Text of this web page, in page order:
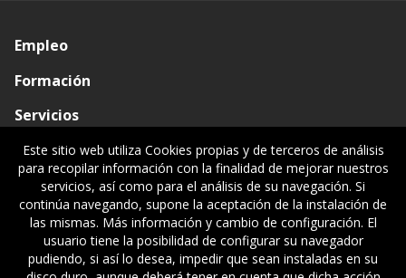
Empleo
Formación
Servicios
Conócenos
Visado de documentos
Ventanilla única
Políticas legales
Este sitio web utiliza Cookies propias y de terceros de análisis
para recopilar información con la finalidad de mejorar nuestros
servicios, así como para el análisis de su navegación. Si
continúa navegando, supone la aceptación de la instalación de
las mismas. Más información y cambio de configuración. El
usuario tiene la posibilidad de configurar su navegador
pudiendo, si así lo desea, impedir que sean instaladas en su